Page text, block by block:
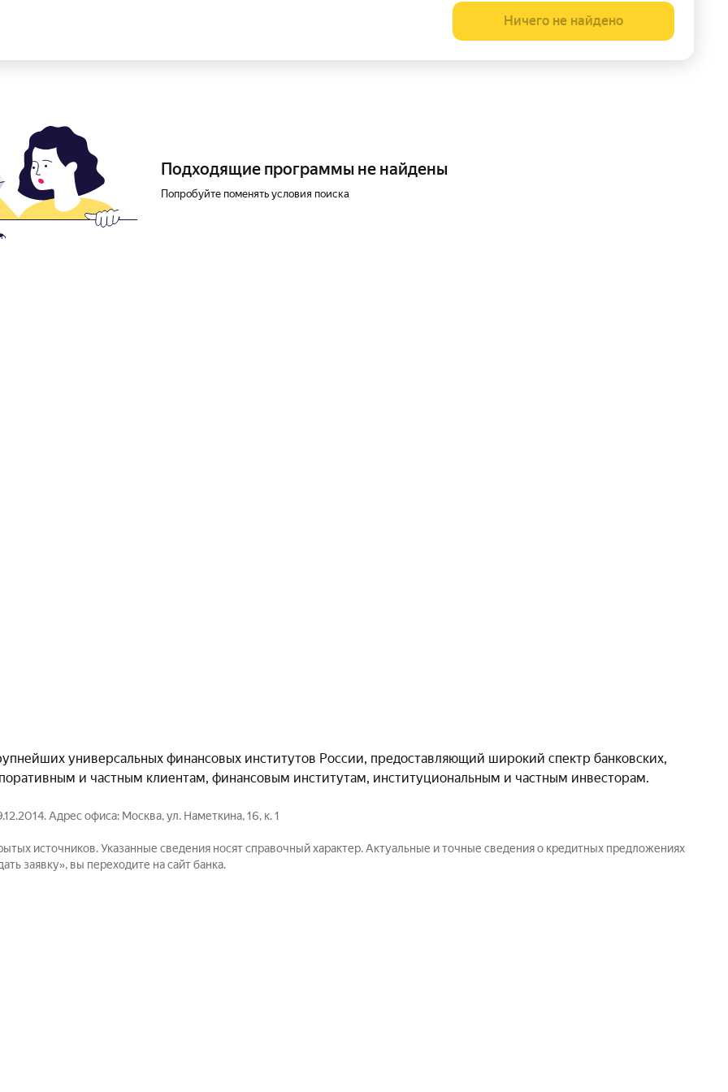
Ничего не найдено
Подходящие программы не найдены
Попробуйте поменять условия поиска
универсальных финансовых институтов России, предоставляющий широкий спектр банковских,
и частным клиентам, финансовым институтам, институциональным и частным инвесторам.
Адрес офиса: Москва, ул. Наметкина, 16, к. 1
источников. Указанные сведения носят справочный характер. Актуальные и точные сведения о кредитных предложениях
заявку», вы переходите на сайт банка.